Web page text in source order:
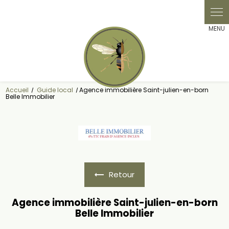
Accueil Guide local Agence immobilière Saint-julien-en-born
Belle Immobilier
Retour
Agence immobilière Saint-julien-en-born
Belle Immobilier